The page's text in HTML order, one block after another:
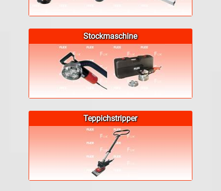
Stockmaschine
Teppichstripper